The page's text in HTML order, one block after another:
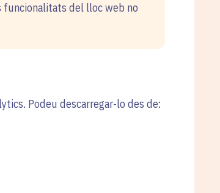
funcionalitats del lloc web no
Podeu descarregar-lo des de: